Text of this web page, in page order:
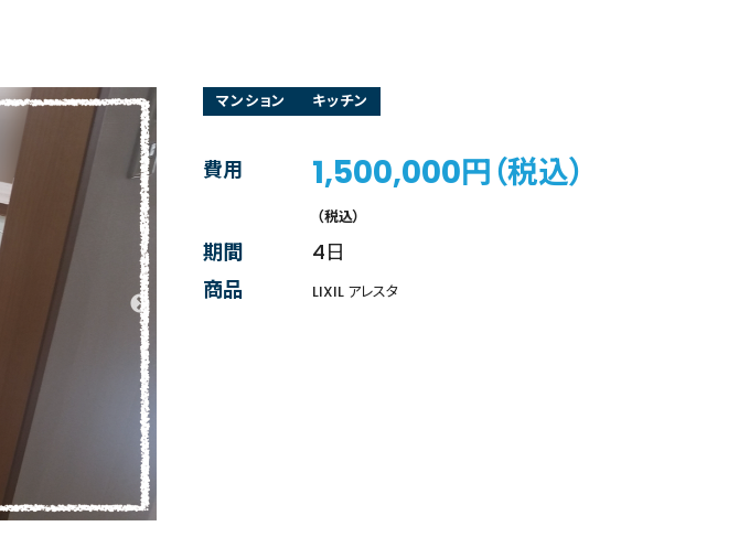
マンション キッチン
費用 1,500,000円（税込）
（税込）
期間
4日
商品
LIXIL アレスタ